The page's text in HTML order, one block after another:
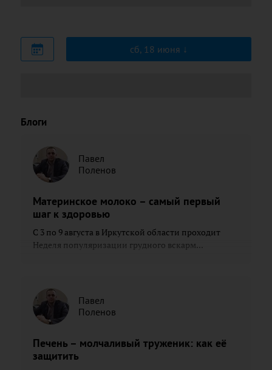
сб, 18 июня
Блоги
Павел
Поленов
Материнское молоко – самый первый
шаг к здоровью
С 3 по 9 августа в Иркутской области проходит
Неделя популяризации грудного вскарм...
Павел
Поленов
Печень – молчаливый труженик: как её
защитить